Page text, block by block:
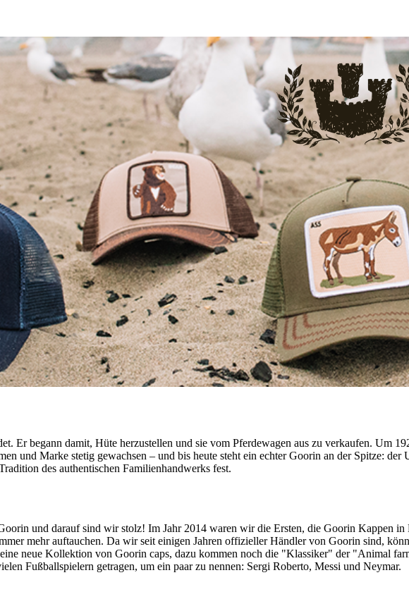
Er begann damit, Hüte herzustellen und sie vom Pferdewagen aus zu verkaufen. Um
und Marke stetig gewachsen – und bis heute steht ein echter Goorin an der Spitze:
des authentischen Familienhandwerks fest.
und darauf sind wir stolz! Im Jahr 2014 waren wir die Ersten, die Goorin Kappen in
mehr auftauchen. Da wir seit einigen Jahren offizieller Händler von Goorin sind,
eine neue Kollektion von Goorin caps, dazu kommen noch die "Klassiker" der "Animal
Fußballspielern getragen, um ein paar zu nennen: Sergi Roberto, Messi und Neymar.